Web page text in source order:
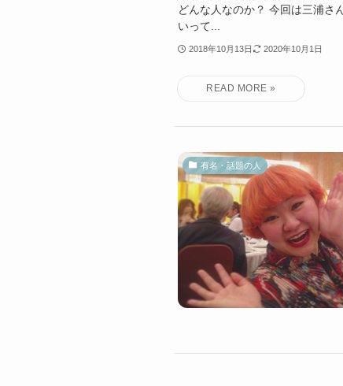
どんな人なのか？ 今回は三浦さ
いって...
2018年10月13日 2020年10月1日
有名・話題の人